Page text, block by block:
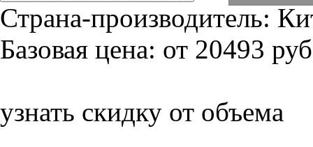
Страна-производитель:
Базовая цена: от 20493
узнать скидку от объема